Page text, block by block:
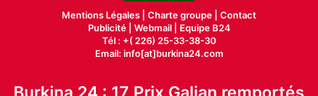
Mentions Légales | Charte groupe | Contact
Publicité| Webmail |
Equipe B24
Tél : +( 226) 25-33-38-30
Email: info[at]burkina24.com